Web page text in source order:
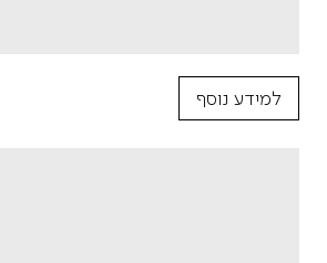
למידע נוסף